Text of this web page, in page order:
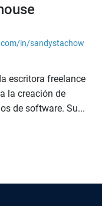
in/sandystachow
escritora freelance
la creación de
de software. Su...